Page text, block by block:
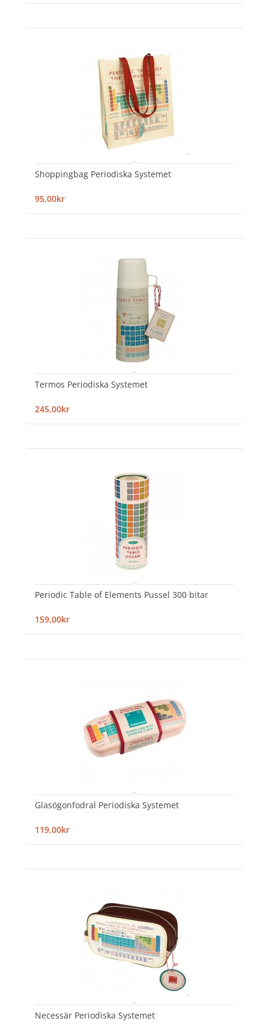
Shoppingbag Periodiska Systemet
95,00kr
Termos Periodiska Systemet
245,00kr
Periodic Table of Elements Pussel 300 bitar
159,00kr
Glasögonfodral Periodiska Systemet
119,00kr
Necessär Periodiska Systemet